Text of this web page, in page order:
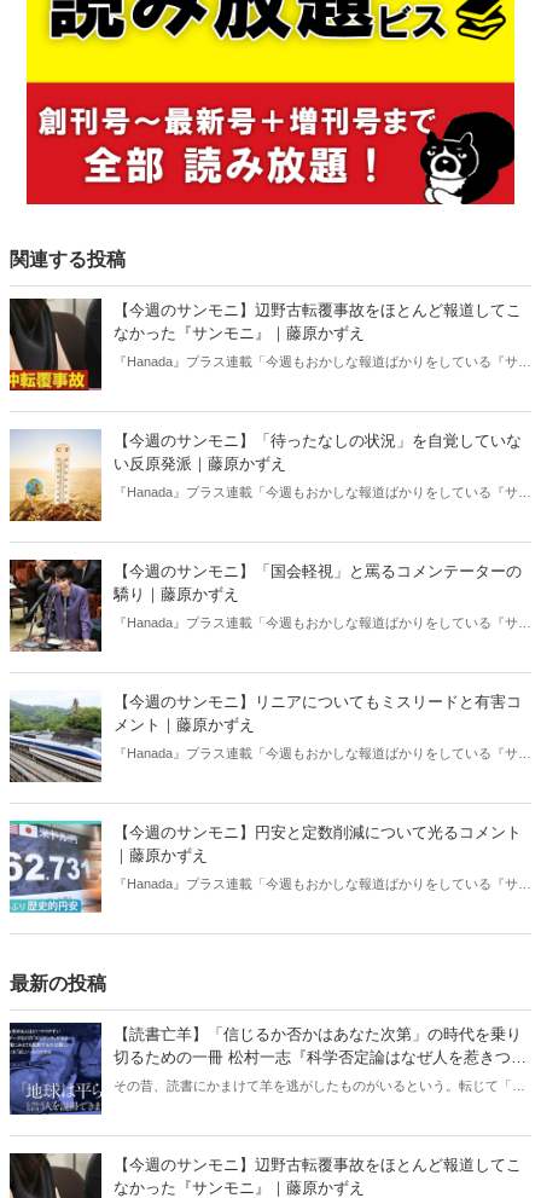
関連する投稿
【今週のサンモニ】辺野古転覆事故をほとんど報道してこ
なかった『サンモニ』｜藤原かずえ
『Hanada』プラス連載「今週もおかしな報道ばかりをしている『サン
【今週のサンモニ】「待ったなしの状況」を自覚していな
い反原発派｜藤原かずえ
『Hanada』プラス連載「今週もおかしな報道ばかりをしている『サン
【今週のサンモニ】「国会軽視」と罵るコメンテーターの
驕り｜藤原かずえ
『Hanada』プラス連載「今週もおかしな報道ばかりをしている『サン
【今週のサンモニ】リニアについてもミスリードと有害コ
メント｜藤原かずえ
『Hanada』プラス連載「今週もおかしな報道ばかりをしている『サン
【今週のサンモニ】円安と定数削減について光るコメント
｜藤原かずえ
『Hanada』プラス連載「今週もおかしな報道ばかりをしている『サン
最新の投稿
【読書亡羊】「信じるか否かはあなた次第」の時代を乗り
切るための一冊 松村一志『科学否定論はなぜ人を惹きつけ
るのか』（ちくま新書）｜梶原麻衣子
その昔、読書にかまけて羊を逃がしたものがいるという。転じて「読
ある。元月刊『Hanada』編集部員のライター・梶原がお送りする時事
書評！
【今週のサンモニ】辺野古転覆事故をほとんど報道してこ
なかった『サンモニ』｜藤原かずえ